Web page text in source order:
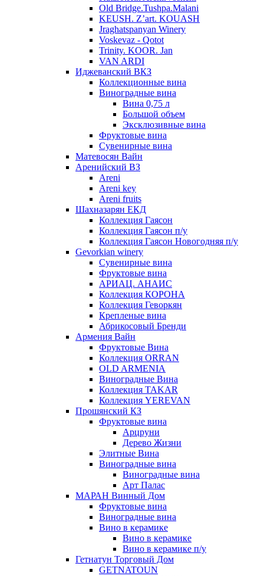
Old Bridge.Tushpa.Malani
KEUSH. Z’art. KOUASH
Jraghatspanyan Winery
Voskevaz - Qotot
Trinity. KOOR. Jan
VAN ARDI
Иджеванский ВКЗ
Коллекционные вина
Виноградные вина
Вина 0,75 л
Большой объем
Эксклюзивные вина
Фруктовые вина
Cувенирные вина
Матевосян Вайн
Аренийский ВЗ
Areni
Areni key
Areni fruits
Шахназарян ЕКД
Коллекция Гаясон
Коллекция Гаясон п/у
Коллекция Гаясон Новогодняя п/у
Gevorkian winery
Сувенирные вина
Фруктовые вина
АРИАЦ. АНАИС
Коллекция КОРОНА
Коллекция Геворкян
Крепленые вина
Абрикосовый Бренди
Армения Вайн
Фруктовые Вина
Коллекция ORRAN
OLD ARMENIA
Виноградные Вина
Коллекция TAKAR
Коллекция YEREVAN
Прошянский КЗ
Фруктовые вина
Арцруни
Дерево Жизни
Элитные Вина
Виноградные вина
Виноградные вина
Арт Палас
МАРАН Винный Дом
Фруктовые вина
Виноградные вина
Вино в керамике
Вино в керамике
Вино в керамике п/у
Гетнатун Торговый Дом
GETNATOUN